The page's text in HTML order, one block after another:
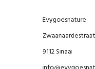
Evygoesnature
9112 Sinaai